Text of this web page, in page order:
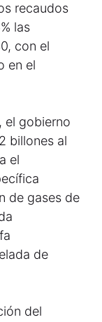
recaudos
las
con el
en el
el gobierno
billones al
el
de gases de
de
del